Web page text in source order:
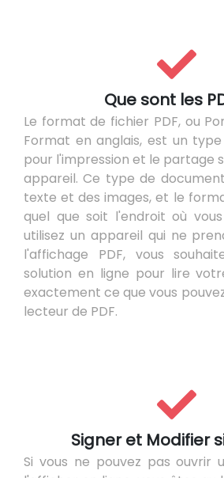
Que sont les
Le format de fichier PDF, ou
Format en anglais, est un
pour l'impression et le partage
appareil. Ce type de
texte et des images, et le
quel que soit l'endroit où vous
utilisez un appareil qui ne
l'affichage PDF, vous
solution en ligne pour lire
exactement ce que vous
lecteur de PDF.
Signer et Modifier
Si vous ne pouvez pas ouvrir